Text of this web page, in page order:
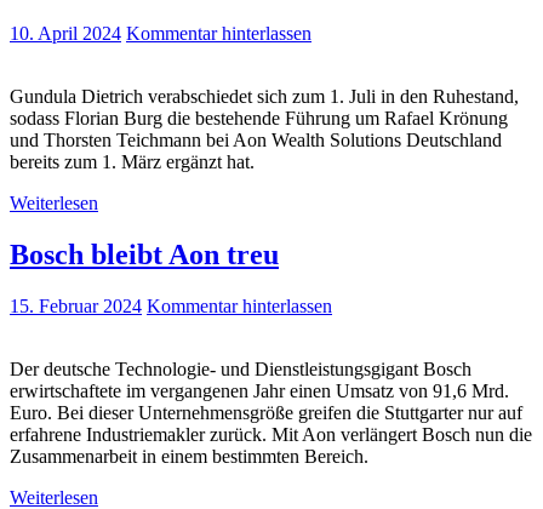
10. April 2024 Kommentar hinterlassen
Gundula Dietrich verabschiedet sich zum 1. Juli in den Ruhestand,
sodass Florian Burg die bestehende Führung um Rafael Krönung
und Thorsten Teichmann bei Aon Wealth Solutions Deutschland
bereits zum 1. März ergänzt hat.
Weiterlesen
Bosch bleibt Aon treu
15. Februar 2024 Kommentar hinterlassen
Der deutsche Technologie- und Dienstleistungsgigant Bosch
erwirtschaftete im vergangenen Jahr einen Umsatz von 91,6 Mrd.
Euro. Bei dieser Unternehmensgröße greifen die Stuttgarter nur auf
erfahrene Industriemakler zurück. Mit Aon verlängert Bosch nun die
Zusammenarbeit in einem bestimmten Bereich.
Weiterlesen